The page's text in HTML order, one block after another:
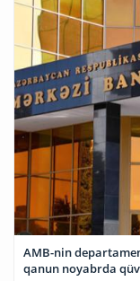
AMB-nin
qanun noyabrda